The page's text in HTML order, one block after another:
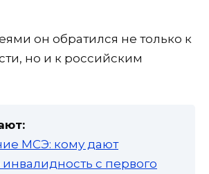
он обратился не только к
но и к российским
МСЭ: кому дают
с первого